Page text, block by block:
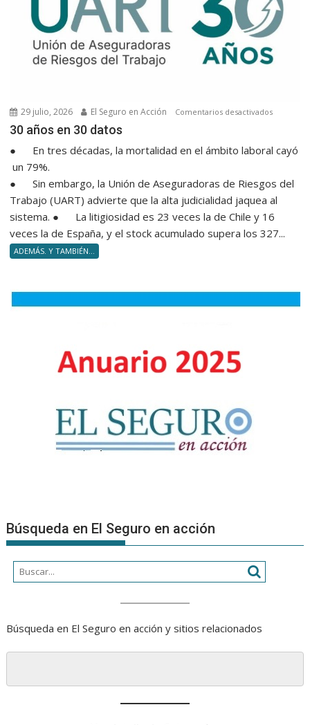
29 julio, 2026 El Seguro en Acción Comentarios desactivadosen
30 años en 30 datos
● En tres décadas, la mortalidad en el ámbito laboral cayó
un 79%.
● Sin embargo, la Unión de Aseguradoras de Riesgos del
Trabajo (UART) advierte que la alta judicialidad jaquea al
sistema. ● La litigiosidad es 23 veces la de Chile y 16
veces la de España, y el stock acumulado supera los 327...
ADEMÁS. Y TAMBIÉN...
Búsqueda en El Seguro en acción
Búsqueda en El Seguro en acción y sitios relacionados